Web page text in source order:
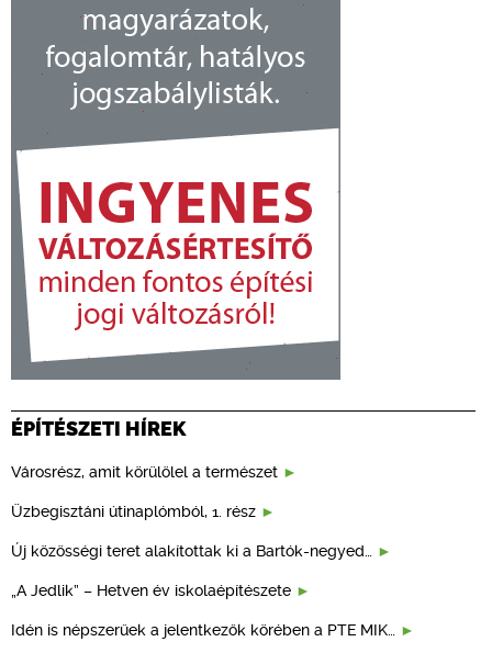
ÉPÍTÉSZETI HÍREK
Városrész, amit körülölel a természet
Üzbegisztáni útinaplómból, 1. rész
Új közösségi teret alakítottak ki a Bartók-negyed…
„A Jedlik” – Hetven év iskolaépítészete
Idén is népszerűek a jelentkezők körében a PTE MIK…